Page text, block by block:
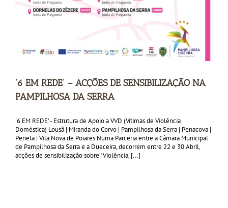
‘6 EM REDE’ – ACÇÕES DE SENSIBILIZAÇÃO NA
PAMPILHOSA DA SERRA
'6 EM REDE' - Estrutura de Apoio a VVD (Vítimas de Violência
Doméstica) Lousã | Miranda do Corvo | Pampilhosa da Serra | Penacova |
Penela | Vila Nova de Poiares Numa Parceria entre a Câmara Municipal
de Pampilhosa da Serra e a Dueceira, decorrem entre 22 e 30 Abril,
acções de sensibilização sobre "Violência, [...]